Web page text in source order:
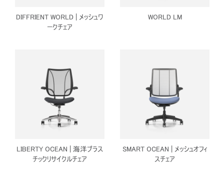
DIFFRIENT WORLD | メッシュワ
ークチェア
WORLD LM
LIBERTY OCEAN | 海洋プラス
チックリサイクルチェア
SMART OCEAN | メッシュオフィ
スチェア